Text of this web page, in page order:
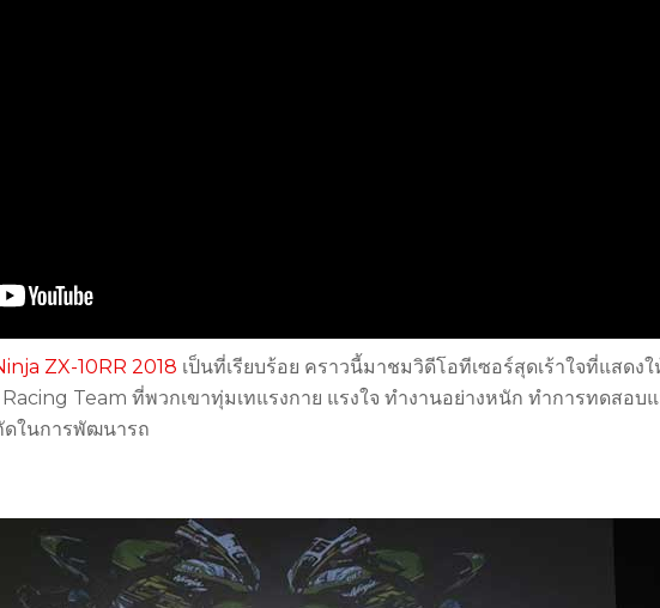
ZX-10RR 2018 เป็นที่เรียบร้อย คราวนี้มาชมวิดีโอทีเซอร์สุดเร้าใจที่แสดง
Team ที่พวกเขาทุ่มเทแรงกาย แรงใจ ทำงานอย่างหนัก ทำการทดสอบ
ดในการพัฒนารถ